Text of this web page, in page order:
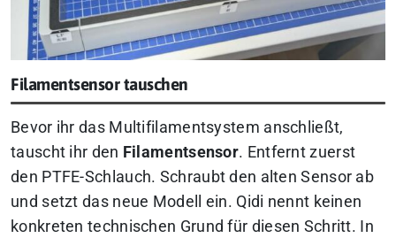
Filamentsensor tauschen
Bevor ihr das Multifilamentsystem anschließt,
tauscht ihr den Filamentsensor. Entfernt zuerst
den PTFE-Schlauch. Schraubt den alten Sensor ab
und setzt das neue Modell ein. Qidi nennt keinen
konkreten technischen Grund für diesen Schritt. In